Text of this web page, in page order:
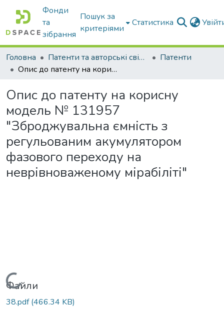
Фонди
та
зібрання
Пошук за
критеріями
Статистика
Головна Патенти та авторські свідоцтва
Патенти
Опис до патенту на корисну модель № 131957 "Зброджувальна ємність з регульованим акумулятором фазового переходу на неврівноваженому мірабіліті"
Опис до патенту на корисну
модель № 131957
"Зброджувальна ємність з
регульованим акумулятором
фазового переходу на
неврівноваженому мірабіліті"
Вантажиться...
Файли
38.pdf(466.34 KB)